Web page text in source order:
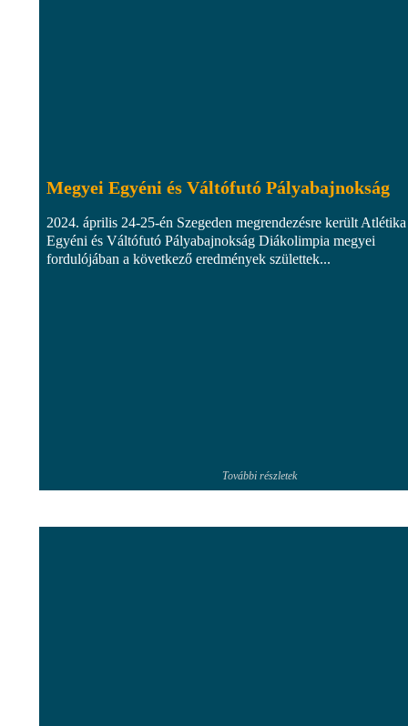
Megyei Egyéni és Váltófutó Pályabajnokság
2024. április 24-25-én Szegeden megrendezésre került
Egyéni és Váltófutó Pályabajnokság Diákolimpia megyei
fordulójában a következő eredmények születtek...
További részletek